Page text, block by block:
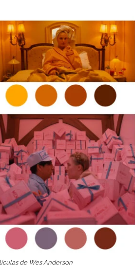
de Wes Anderson